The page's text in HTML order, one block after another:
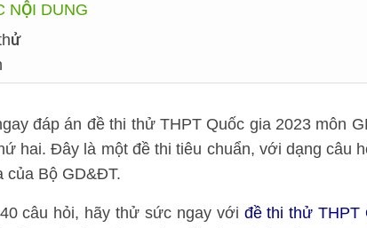
NỘI DUNG
đáp án đề thi thử THPT Quốc gia 2023 môn
hai. Đây là một đề thi tiêu chuẩn, với dạng câu
của Bộ GD&ĐT.
câu hỏi, hãy thử sức ngay với đề thi thử THPT